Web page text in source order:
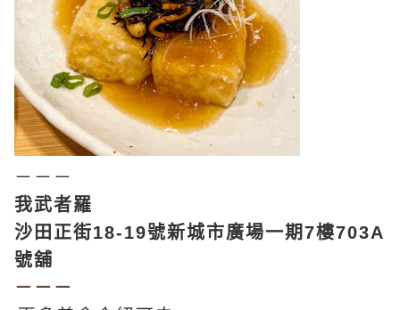
－－－
我武者羅
沙田正街18-19號新城市廣場一期7樓703A
號舖
－－－